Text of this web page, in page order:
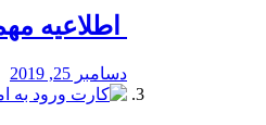
اطلاعیه
دسامبر 25, 2019